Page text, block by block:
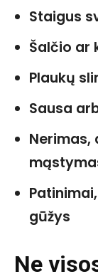
Staigus
Šalčio ar
Plaukų
Sausa
Nerimas,
gūžys
Ne